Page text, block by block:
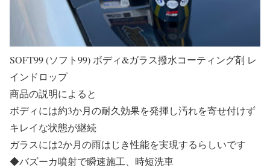
SOFT99 (ソフト99) ボディ&ガラス撥水コーティング剤 レ
インドロップ
商品の説明によると
ボディには約3か月の耐久効果を発揮し汚れを寄せ付けず
キレイな状態が継続
ガラスには2か月の雨はじき性能を実現するらしいです
◆バズーカ噴射で瞬速施工、時短洗車